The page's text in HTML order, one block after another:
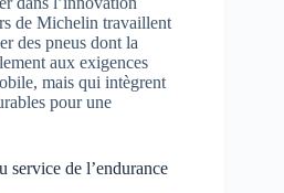
de Michelin travaillent
des pneus dont la
aux exigences
mais qui intègrent
pour une
service de l’endurance